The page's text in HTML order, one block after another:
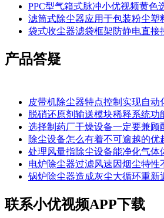
PPC型气箱式脉冲小优视频黄色
滤筒式除尘器应用于包装粉尘塑
袋式收尘器滤袋框架防静电直接
产品答疑
皮带机除尘器特点控制实现自动
脱硝还原剂输送模块稀释系统功
选择制药厂干燥设备一定要兼顾
除尘设备怎么有着不可逾越的优
处理风量指除尘设备能净化气体
电炉除尘器过滤风速因烟尘特性
锅炉除尘器造成灰尘大循环重新
联系小优视频APP下载